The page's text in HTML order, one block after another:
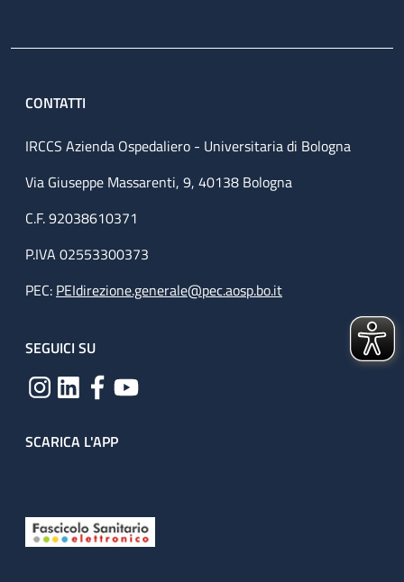
CONTATTI
IRCCS Azienda Ospedaliero - Universitaria di Bologna
Via Giuseppe Massarenti, 9, 40138 Bologna
C.F. 92038610371
P.IVA 02553300373
PEC: PEIdirezione.generale@pec.aosp.bo.it
SEGUICI SU
SCARICA L'APP